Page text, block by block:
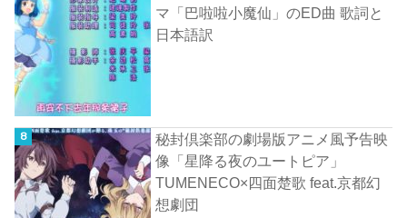
マ「巴啦啦小魔仙」のED曲 歌詞と
日本語訳
秘封倶楽部の劇場版アニメ風予告映
像「星降る夜のユートピア」
TUMENECO×四面楚歌 feat.京都幻
想劇団